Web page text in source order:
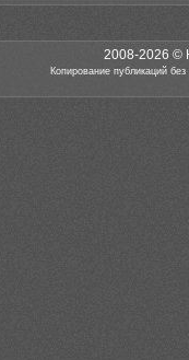
2008-2026 ©
Копирование публикаций